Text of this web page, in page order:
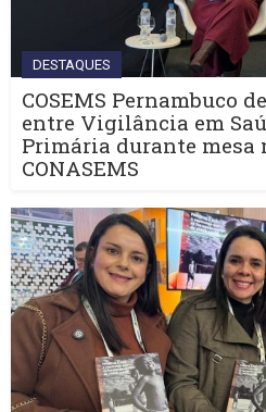
DESTAQUES
COSEMS Pernambuco
entre Vigilância em
Primária durante mesa
CONASEMS